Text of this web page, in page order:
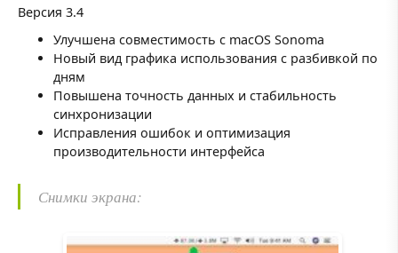
Версия 3.4
Улучшена совместимость с macOS Sonoma
Новый вид графика использования с разбивкой по
дням
Повышена точность данных и стабильность
синхронизации
Исправления ошибок и оптимизация
производительности интерфейса
Снимки экрана: